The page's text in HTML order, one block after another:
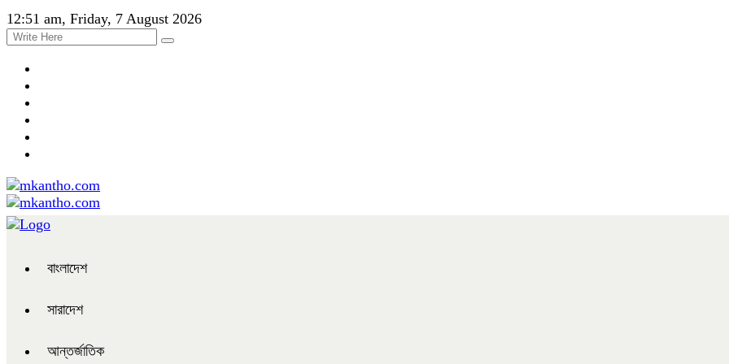
12:51 am, Friday, 7 August 2026
বাংলাদেশ
সারাদেশ
আন্তর্জাতিক